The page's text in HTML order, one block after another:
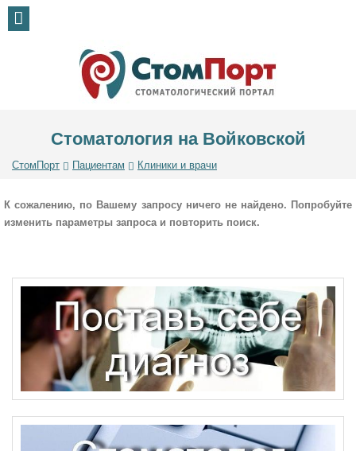
Стоматология на Войковской
СтомПорт Пациентам Клиники и врачи
К сожалению, по Вашему запросу ничего не найдено. Попробуйте
изменить параметры запроса и повторить поиск.